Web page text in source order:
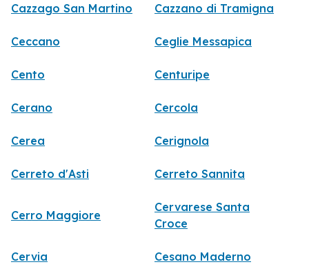
Cazzago San Martino Cazzano di Tramigna
Ceccano Ceglie Messapica
Cento Centuripe
Cerano Cercola
Cerea Cerignola
Cerreto d'Asti Cerreto Sannita
Cerro Maggiore
Cervarese Santa
Croce
Cervia Cesano Maderno